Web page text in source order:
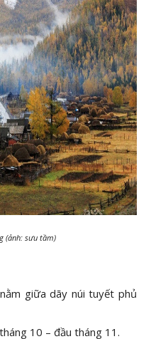
(ảnh: sưu tầm)
giữa dãy núi tuyết phủ
10 – đầu tháng 11.